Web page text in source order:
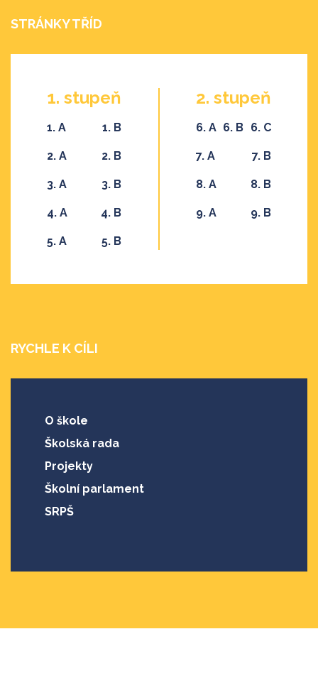
STRÁNKY TŘÍD
1. stupeň
1. A 1. B
2. A 2. B
3. A 3. B
4. A 4. B
5. A 5. B
2. stupeň
6. A 6. B 6. C
7. A 7. B
8. A 8. B
9. A 9. B
RYCHLE K CÍLI
O škole
Školská rada
Projekty
Školní parlament
SRPŠ